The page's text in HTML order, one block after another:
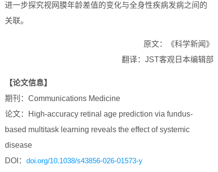
进一步探究视网膜年龄差值的变化与全身性疾病发病之间的
关联。
原文：《科学新闻》
翻译：JST客观日本编辑部
【论文信息】
期刊：Communications Medicine
论文：High-accuracy retinal age prediction via fundus-
based multitask learning reveals the effect of systemic
disease
DOI： doi.org/10.1038/s43856-026-01573-y